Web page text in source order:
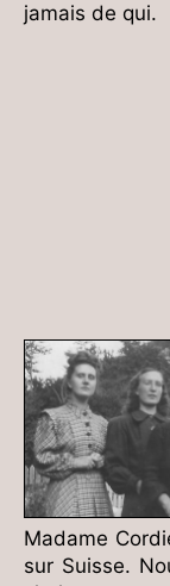
jamais de qui.
Madame
sur Suisse.